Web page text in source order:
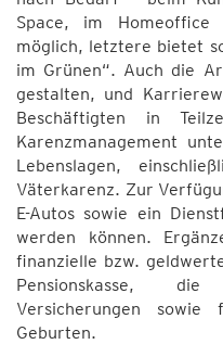
Space, im
möglich, letztere bietet
im Grünen“. Auch die
gestalten, und
Beschäftigten in
Karenzmanagement
Lebenslagen,
Väterkarenz. Zur
E-Autos sowie ein
werden können.
finanzielle bzw.
Pensionskasse,
Versicherungen sowie
Geburten.